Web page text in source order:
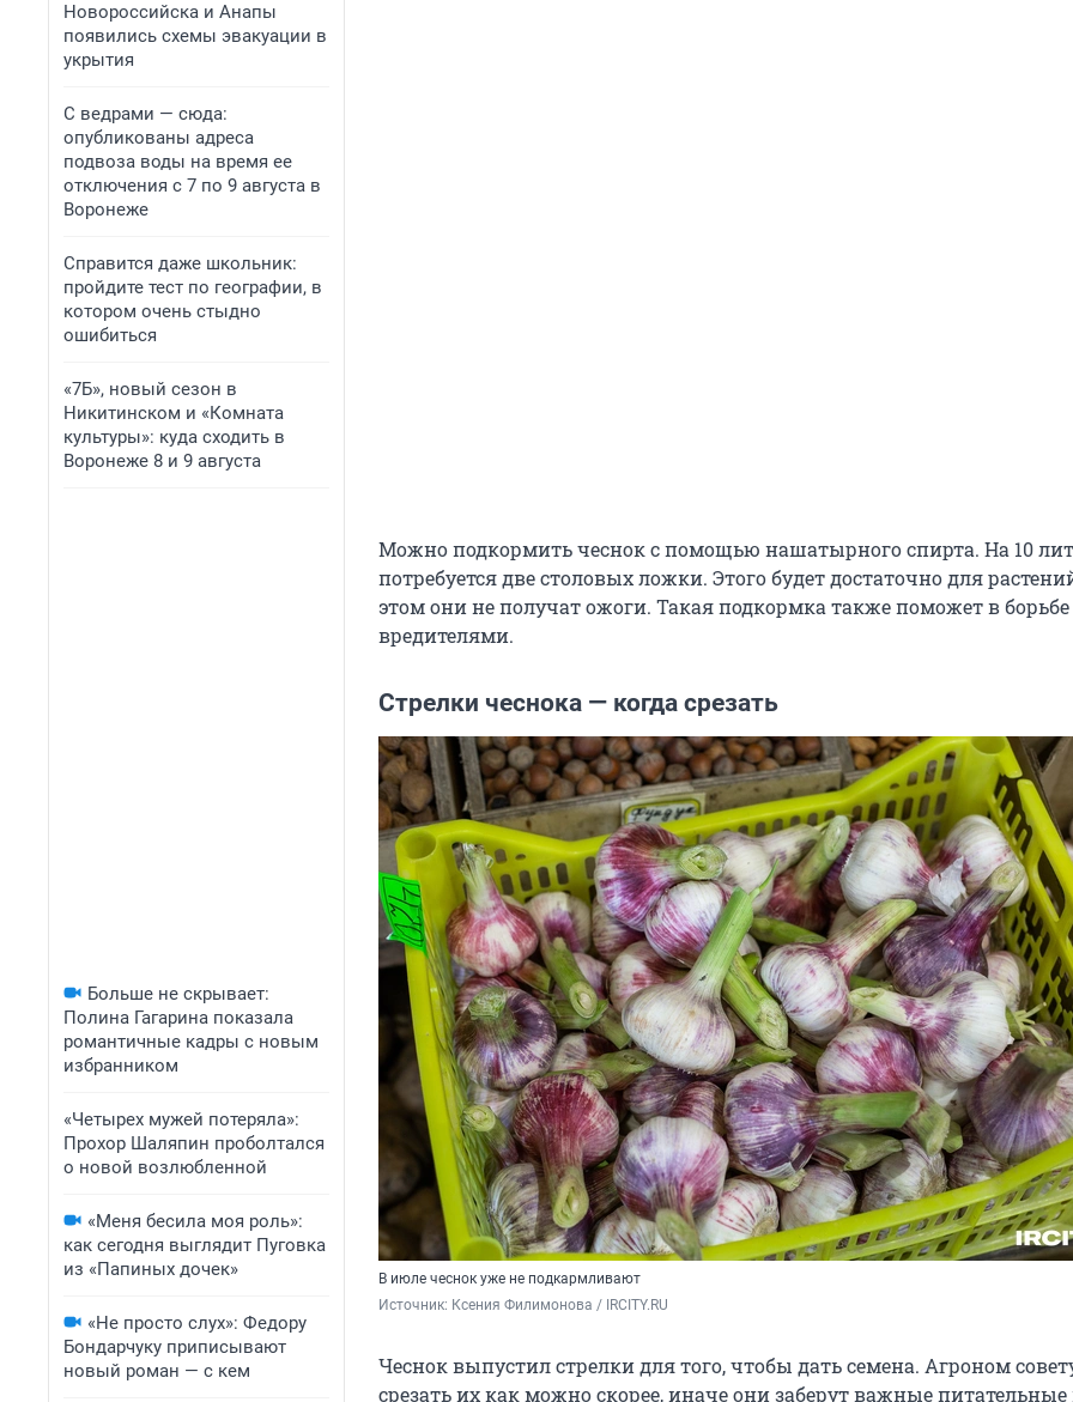
Новороссийска и Анапы
появились схемы эвакуации в
укрытия
С ведрами — сюда:
опубликованы адреса
подвоза воды на время ее
отключения с 7 по 9 августа в
Воронеже
Справится даже школьник:
пройдите тест по географии, в
котором очень стыдно
ошибиться
«7Б», новый сезон в
Никитинском и «Комната
культуры»: куда сходить в
Воронеже 8 и 9 августа
Больше не скрывает:
Полина Гагарина показала
романтичные кадры с новым
избранником
«Четырех мужей потеряла»:
Прохор Шаляпин проболтался
о новой возлюбленной
«Меня бесила моя роль»:
как сегодня выглядит Пуговка
из «Папиных дочек»
«Не просто слух»: Федору
Бондарчуку приписывают
новый роман — с кем
Можно подкормить чеснок с помощью нашатырного спирта. На 10
потребуется две столовых ложки. Этого будет достаточно для
этом они не получат ожоги. Такая подкормка также поможет в борьбе
вредителями.
Стрелки чеснока — когда срезать
В июле чеснок уже не подкармливают
Источник: Ксения Филимонова / IRCITY.RU
Чеснок выпустил стрелки для того, чтобы дать семена. Агроном
срезать их как можно скорее, иначе они заберут важные питательные